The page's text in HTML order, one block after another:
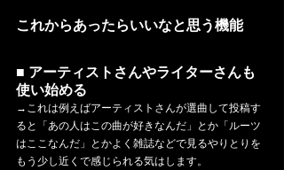
これからあったらいいなと思う機能
■ アーティストさんやライターさんも
使い始める
→これは例えばアーティストさんが選曲して投稿す
ると「あの人はこの曲が好きなんだ」とか「ルーツ
はここなんだ」とかよく雑誌などで見るやりとりを
もう少し近くで感じられる気はします。